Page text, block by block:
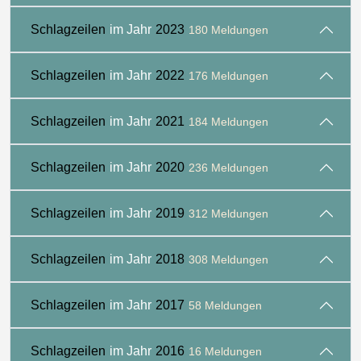
Schlagzeilen im Jahr 2023 180 Meldungen
Schlagzeilen im Jahr 2022 176 Meldungen
Schlagzeilen im Jahr 2021 184 Meldungen
Schlagzeilen im Jahr 2020 236 Meldungen
Schlagzeilen im Jahr 2019 312 Meldungen
Schlagzeilen im Jahr 2018 308 Meldungen
Schlagzeilen im Jahr 2017 58 Meldungen
Schlagzeilen im Jahr 2016 16 Meldungen